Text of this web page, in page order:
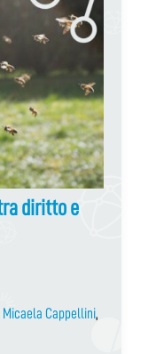
diritto e
Micaela Cappellini,